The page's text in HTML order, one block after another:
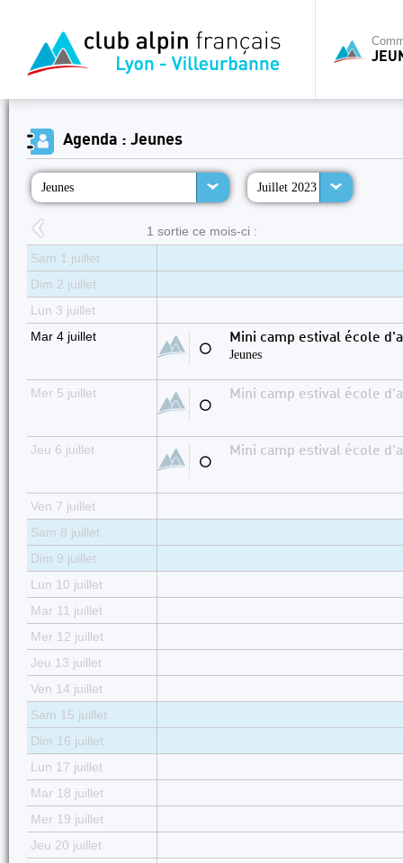
Agenda : Jeunes
Jeunes Juillet 2023
1 sortie ce mois-ci :
Sam 1 juillet
Dim 2 juillet
Lun 3 juillet
Mar 4 juillet
⚪
Mini camp estival école
Jeunes
Mer 5 juillet
⚪
Mini camp estival école
Jeu 6 juillet
⚪
Mini camp estival école
Ven 7 juillet
Sam 8 juillet
Dim 9 juillet
Lun 10 juillet
Mar 11 juillet
Mer 12 juillet
Jeu 13 juillet
Ven 14 juillet
Sam 15 juillet
Dim 16 juillet
Lun 17 juillet
Mar 18 juillet
Mer 19 juillet
Jeu 20 juillet